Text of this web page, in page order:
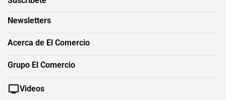
Newsletters
Acerca de El Comercio
Grupo El Comercio
Videos